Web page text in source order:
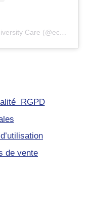
Une publication partagée par Biodiversity Care (@eco.volontaire)
RGPD
de vente